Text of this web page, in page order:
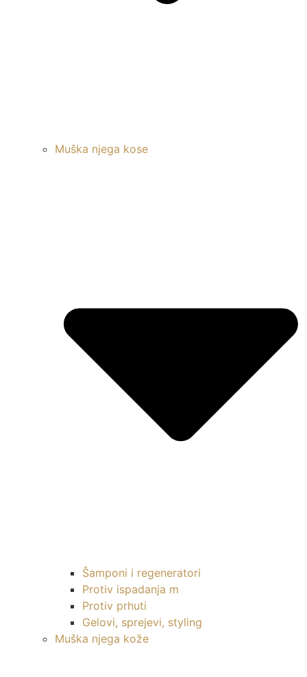
Muška njega kose
Šamponi i regeneratori
Protiv ispadanja m
Protiv prhuti
Gelovi, sprejevi, styling
Muška njega kože